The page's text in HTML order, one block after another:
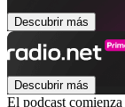
Descubrir más
Descubrir más
El podcast comienza